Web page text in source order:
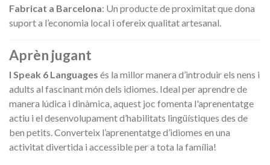
Fabricat a Barcelona: Un producte de proximitat que dona
suport a l’economia local i ofereix qualitat artesanal.
Aprèn jugant
I Speak 6 Languages és la millor manera d’introduir els nens i
adults al fascinant món dels idiomes. Ideal per aprendre de
manera lúdica i dinàmica, aquest joc fomenta l'aprenentatge
actiu i el desenvolupament d’habilitats lingüístiques des de
ben petits. Converteix l’aprenentatge d’idiomes en una
activitat divertida i accessible per a tota la família!